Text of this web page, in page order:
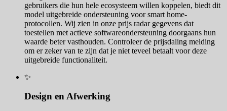
gebruikers die hun hele ecosysteem willen koppelen, biedt dit
model uitgebreide ondersteuning voor smart home-
protocollen. Wij zien in onze prijs radar gegevens dat
toestellen met actieve softwareondersteuning doorgaans hun
waarde beter vasthouden. Controleer de prijsdaling melding
om er zeker van te zijn dat je niet teveel betaalt voor deze
uitgebreide functionaliteit.
✨
Design en Afwerking